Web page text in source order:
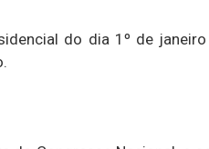
do dia 1º de